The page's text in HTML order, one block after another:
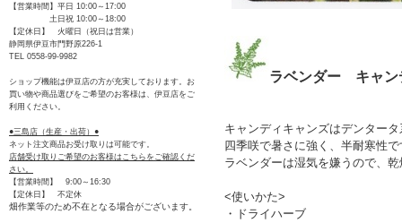
ラベンダー キャン
キャンディキャンズはデンター
四季咲で暑さに強く、半耐寒性で
ラベンダーは湿気を嫌うので、
<使いかた>
・ドライハーブ
【営業時間】平日 10:00～17:00
土日祝 10:00～18:00
【定休日】 火曜日（祝日は営業）
静岡県伊豆市門野原226-1
TEL 0558-99-9982
ショップ機能は伊豆店の方が充実しております。お
買い物や商品選びをご希望のお客様は、伊豆店をご
利用ください。
●三島店（生産・出荷）●
ネット注文商品お受け取りは可能です。
店舗受け取りご希望のお客様はこちらをご確認くだ
さい。
【営業時間】 9:00～16:30
【定休日】 不定休
畑作業等のため不在となる場合がございます。